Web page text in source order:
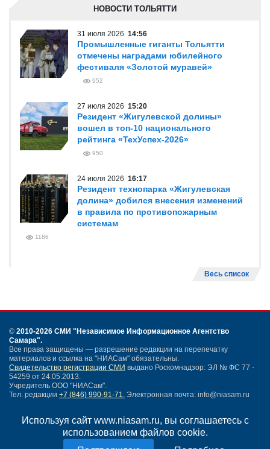
Используя сайт www.niasam.ru, вы соглашаетесь с
использованием файлов cookie.
НОВОСТИ ТОЛЬЯТТИ
31 июля 2026 14:56
Промышленные гиганты Тольятти
отмечены наградами юбилейного
фестиваля «Золотой муравей»
952
27 июля 2026 15:20
Резидент «Жигулевской долины»
вошел в топ-10 национального
рейтинга «ТехУспех-2026»
950
24 июля 2026 16:17
Резидент технопарка «Жигулевская
долина» добился внесения изменений
в правила по противопожарным
системам
1186
Весь список
© 2010-2026 СМИ "Независимое Информационное Агентство
Самара".
Все права защищены — разрешение редакции на перепечатку
материалов и ссылка на "НИАСам" обязательны.
Свидетельство регистрации СМИ выдано Роскомнадзор: ЭЛ № ФС 77 -
54259 от 24.05.2013.
Учредитель ООО "НИАСам".
Тел. редакции +7 (846) 990-91-71. Электронная почта: info@niasam.ru
Карта сайта
Нашли ошибку?